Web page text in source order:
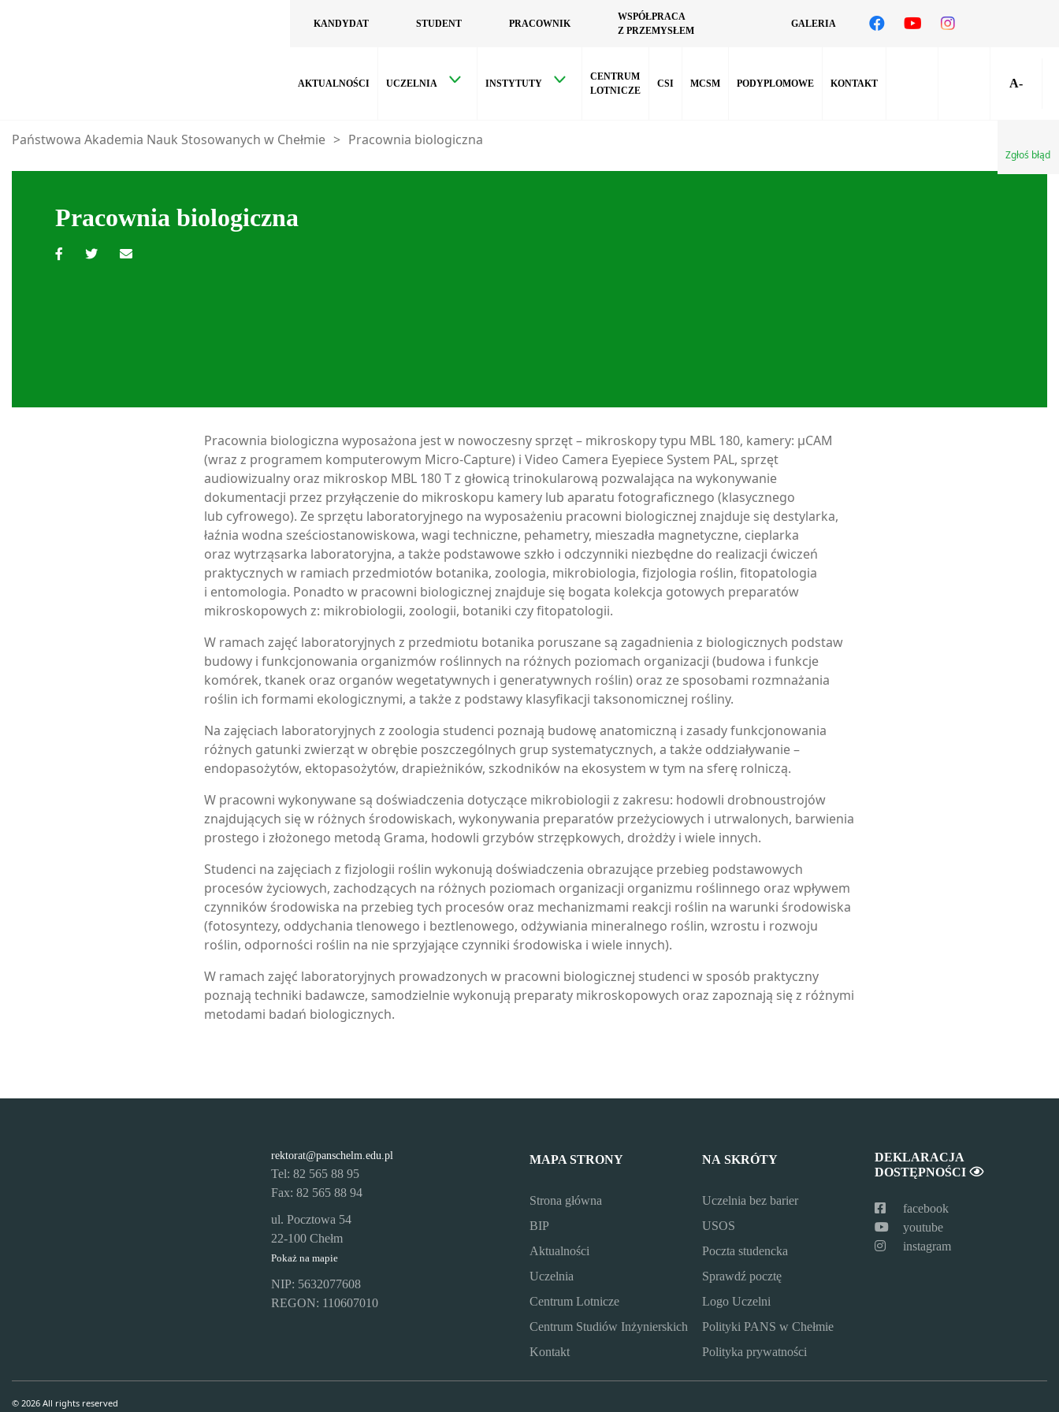
KANDYDAT STUDENT PRACOWNIK
WSPÓŁPRACA
Z PRZEMYSŁEM
GALERIA
AKTUALNOŚCI UCZELNIA INSTYTUTY
CENTRUM
LOTNICZE
CSI MCSM PODYPLOMOWE KONTAKT A-
Zgłoś błąd
Państwowa Akademia Nauk Stosowanych w Chełmie > Pracownia biologiczna
Pracownia biologiczna
Pracownia biologiczna wyposażona jest w nowoczesny sprzęt – mikroskopy typu MBL 180, kamery: µCAM
(wraz z programem komputerowym Micro-Capture) i Video Camera Eyepiece System PAL, sprzęt
audiowizualny oraz mikroskop MBL 180 T z głowicą trinokularową pozwalająca na wykonywanie
dokumentacji przez przyłączenie do mikroskopu kamery lub aparatu fotograficznego (klasycznego
lub cyfrowego). Ze sprzętu laboratoryjnego na wyposażeniu pracowni biologicznej znajduje się destylarka,
łaźnia wodna sześciostanowiskowa, wagi techniczne, pehametry, mieszadła magnetyczne, cieplarka
oraz wytrząsarka laboratoryjna, a także podstawowe szkło i odczynniki niezbędne do realizacji ćwiczeń
praktycznych w ramiach przedmiotów botanika, zoologia, mikrobiologia, fizjologia roślin, fitopatologia
i entomologia. Ponadto w pracowni biologicznej znajduje się bogata kolekcja gotowych preparatów
mikroskopowych z: mikrobiologii, zoologii, botaniki czy fitopatologii.
W ramach zajęć laboratoryjnych z przedmiotu botanika poruszane są zagadnienia z biologicznych podstaw
budowy i funkcjonowania organizmów roślinnych na różnych poziomach organizacji (budowa i funkcje
komórek, tkanek oraz organów wegetatywnych i generatywnych roślin) oraz ze sposobami rozmnażania
roślin ich formami ekologicznymi, a także z podstawy klasyfikacji taksonomicznej rośliny.
Na zajęciach laboratoryjnych z zoologia studenci poznają budowę anatomiczną i zasady funkcjonowania
różnych gatunki zwierząt w obrębie poszczególnych grup systematycznych, a także oddziaływanie –
endopasożytów, ektopasożytów, drapieżników, szkodników na ekosystem w tym na sferę rolniczą.
W pracowni wykonywane są doświadczenia dotyczące mikrobiologii z zakresu: hodowli drobnoustrojów
znajdujących się w różnych środowiskach, wykonywania preparatów przeżyciowych i utrwalonych, barwienia
prostego i złożonego metodą Grama, hodowli grzybów strzępkowych, drożdży i wiele innych.
Studenci na zajęciach z fizjologii roślin wykonują doświadczenia obrazujące przebieg podstawowych
procesów życiowych, zachodzących na różnych poziomach organizacji organizmu roślinnego oraz wpływem
czynników środowiska na przebieg tych procesów oraz mechanizmami reakcji roślin na warunki środowiska
(fotosyntezy, oddychania tlenowego i beztlenowego, odżywiania mineralnego roślin, wzrostu i rozwoju
roślin, odporności roślin na nie sprzyjające czynniki środowiska i wiele innych).
W ramach zajęć laboratoryjnych prowadzonych w pracowni biologicznej studenci w sposób praktyczny
poznają techniki badawcze, samodzielnie wykonują preparaty mikroskopowych oraz zapoznają się z różnymi
metodami badań biologicznych.
rektorat@panschelm.edu.pl
Tel: 82 565 88 95
Fax: 82 565 88 94
ul. Pocztowa 54
22-100 Chełm
Pokaż na mapie
NIP: 5632077608
REGON: 110607010
MAPA STRONY
Strona główna
BIP
Aktualności
Uczelnia
Centrum Lotnicze
Centrum Studiów Inżynierskich
Kontakt
NA SKRÓTY
Uczelnia bez barier
USOS
Poczta studencka
Sprawdź pocztę
Logo Uczelni
Polityki PANS w Chełmie
Polityka prywatności
DEKLARACJA
DOSTĘPNOŚCI
facebook
youtube
instagram
© 2026 All rights reserved